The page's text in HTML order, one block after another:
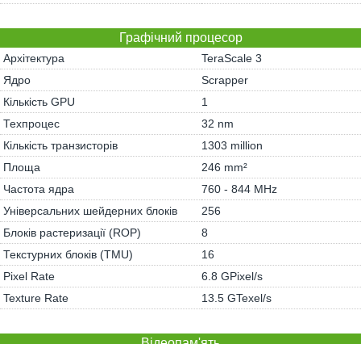
Графічний процесор
Архітектура
TeraScale 3
Ядро
Scrapper
Кількість GPU
1
Техпроцес
32 nm
Кількість транзисторів
1303 million
Площа
246 mm²
Частота ядра
760 - 844 MHz
Універсальних шейдерних блоків
256
Блоків растеризації (ROP)
8
Текстурних блоків (TMU)
16
Pixel Rate
6.8 GPixel/s
Texture Rate
13.5 GTexel/s